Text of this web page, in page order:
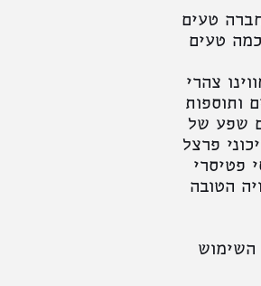
טעים
טעים
צהרי
ותוספות
שפע של
פרצל
פטיסרי
הטובה
השימוש